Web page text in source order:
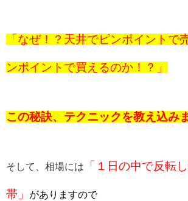
「なぜ！？天井でピンポイントで
ンポイントで買えるのか！？」
この秘訣、テクニックを教え込み
そして、相場には 「１日の中で反転
帯」 がありますので